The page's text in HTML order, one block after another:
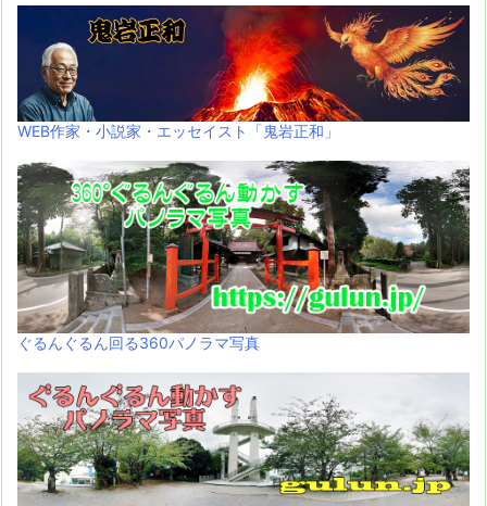
WEB作家・小説家・エッセイスト「鬼岩正和」
ぐるんぐるん回る360パノラマ写真